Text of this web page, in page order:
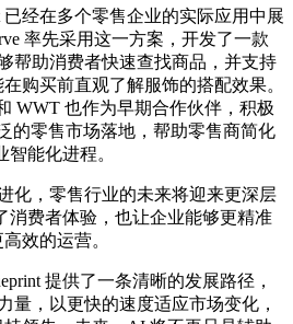
在多个零售企业的实际应用中展
率先采用这一方案，开发了一款
帮助消费者快速查找商品，并支持
购买前直观了解服饰的搭配效果。
WWT 也作为早期合作伙伴，积极
的零售市场落地，帮助零售商简化
能化进程。
，零售行业的未来将迎来更深层
消费者体验，也让企业能够更精准
效的运营。
提供了一条清晰的发展路径，
量，以更快的速度适应市场变化，